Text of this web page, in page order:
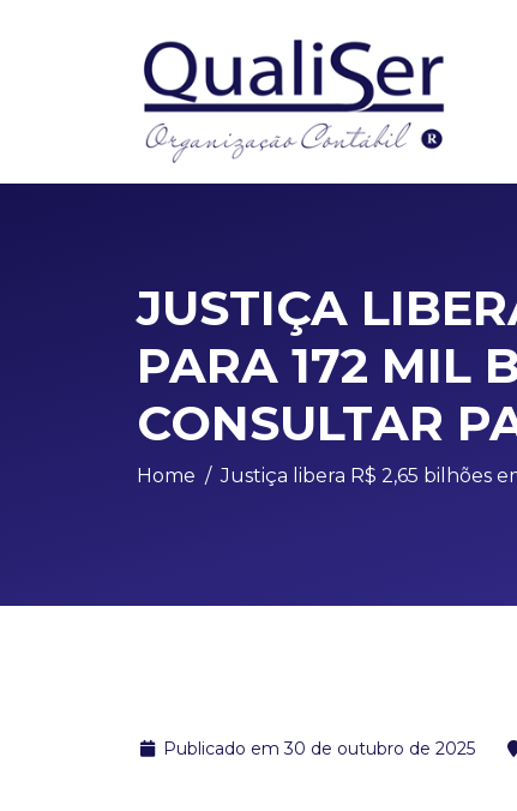
JUSTIÇA
PARA 172 MIL
CONSULTAR
Home Justiça libera R$ 2,65 bilhões
Publicado em 30 de outubro de 2025